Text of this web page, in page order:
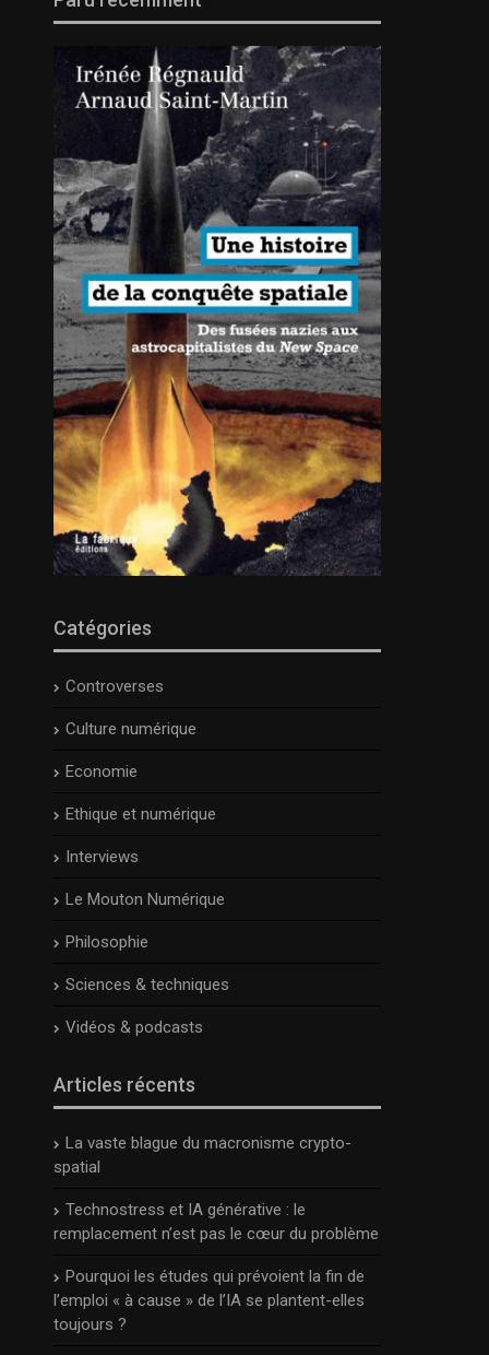
Catégories
Controverses
Culture numérique
Economie
Ethique et numérique
Interviews
Le Mouton Numérique
Philosophie
Sciences & techniques
Vidéos & podcasts
Articles récents
La vaste blague du macronisme crypto-
spatial
Technostress et IA générative : le
remplacement n’est pas le cœur du problème
Pourquoi les études qui prévoient la fin de
l’emploi « à cause » de l’IA se plantent-elles
toujours ?